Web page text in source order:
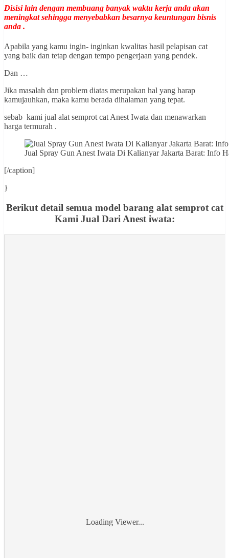
Disisi lain dengan membuang banyak waktu kerja anda akan
meningkat sehingga menyebabkan besarnya keuntungan bisnis
anda .
Apabila yang kamu ingin- inginkan kwalitas hasil pelapisan cat
yang baik dan tetap dengan tempo pengerjaan yang pendek.
Dan …
Jika masalah dan problem diatas merupakan hal yang harap
kamujauhkan, maka kamu berada dihalaman yang tepat.
sebab kami jual alat semprot cat Anest Iwata dan menawarkan
harga termurah .
Jual Spray Gun Anest Iwata Di Kalianyar Jakarta Barat:
[/caption]
}
Berikut detail semua model barang alat semprot cat
Kami Jual Dari Anest iwata:
Loading Viewer...